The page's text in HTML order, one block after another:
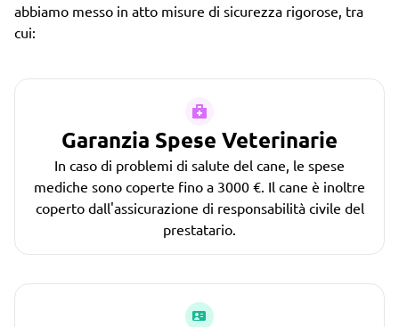
abbiamo messo in atto misure di sicurezza rigorose, tra
cui:
Garanzia Spese Veterinarie
In caso di problemi di salute del cane, le spese
mediche sono coperte fino a 3000 €. Il cane è inoltre
coperto dall'assicurazione di responsabilità civile del
prestatario.